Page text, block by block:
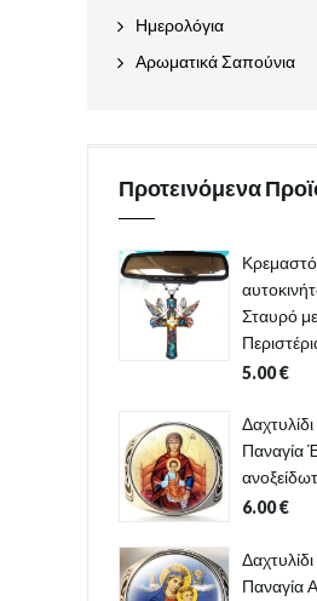
Ημερολόγια
Αρωματικά Σαπούνια
Προτεινόμενα
Κρεμαστό
Σταυρό με
5.00€
Παναγία
6.00€
Παναγία